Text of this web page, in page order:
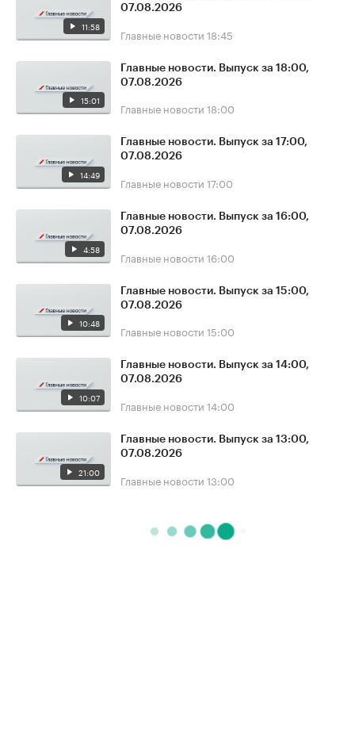
11:58
07.08.2026
Главные новости 18:45
15:01
Главные новости. Выпуск за 18:00,
07.08.2026
Главные новости 18:00
14:49
Главные новости. Выпуск за 17:00,
07.08.2026
Главные новости 17:00
4:58
Главные новости. Выпуск за 16:00,
07.08.2026
Главные новости 16:00
10:48
Главные новости. Выпуск за 15:00,
07.08.2026
Главные новости 15:00
10:07
Главные новости. Выпуск за 14:00,
07.08.2026
Главные новости 14:00
21:00
Главные новости. Выпуск за 13:00,
07.08.2026
Главные новости 13:00